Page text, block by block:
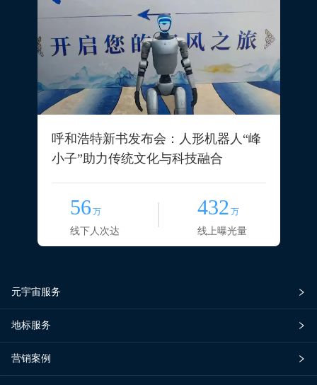
呼和浩特新书发布会：人形机器人“峰
小子”助力传统文化与科技融合
56 万
线下人次达
432 万
线上曝光量
元宇宙服务
地标服务
营销案例